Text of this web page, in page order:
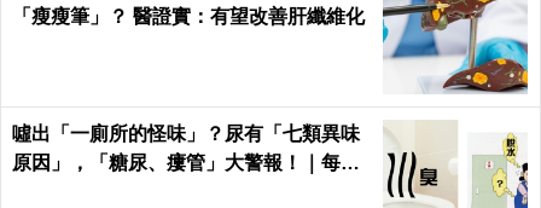
「瘦瘦筆」？ 醫證實：有望改善肝纖維化
噓出「一廁所的怪味」？尿有「七類異味
原因」，「糖尿、瘻管」大警報！｜每日